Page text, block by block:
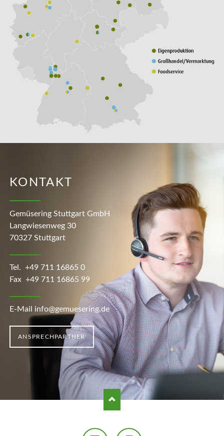
KONTAKT
Gemüsering Stuttgart GmbH
Langwiesenweg 30
70327 Stuttgart
Tel. +49 711 16865 0
Fax +49 711 16865 99
E-Mail info@gemuesering.de
ANSPRECHPARTNER